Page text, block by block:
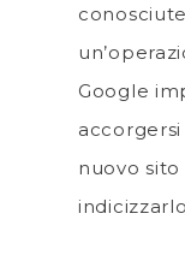
Google
nuovo sito